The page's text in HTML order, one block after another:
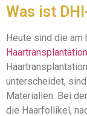
Was ist
Heute sind die am
unterscheidet,
Materialien. Bei der
die Haarfollikel,